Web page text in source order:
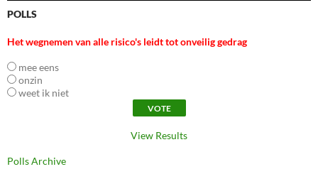
POLLS
Het wegnemen van alle risico's leidt tot onveilig gedrag
mee eens
onzin
weet ik niet
View Results
Polls Archive